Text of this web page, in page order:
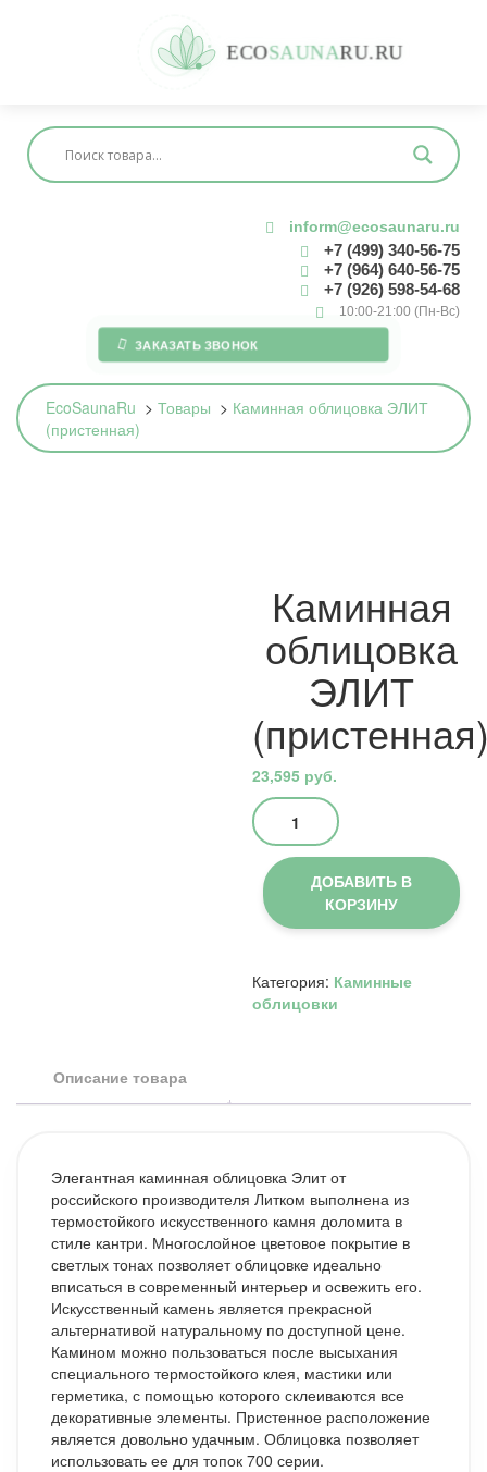
ECOSAUNARU.RU
inform@ecosaunaru.ru
+7 (499) 340-56-75
+7 (964) 640-56-75
+7 (926) 598-54-68
10:00-21:00 (Пн-Вс)
ЗАКАЗАТЬ ЗВОНОК
EcoSaunaRu > Товары > Каминная облицовка ЭЛИТ
(пристенная)
Каминная
облицовка
ЭЛИТ
23,595 руб.
Количество
товара
Каминная
облицовка
ЭЛИТ
(пристенная)
ДОБАВИТЬ В
КОРЗИНУ
Категория: Каминные
облицовки
Описание товара
Элегантная каминная облицовка Элит от
российского производителя Литком выполнена из
термостойкого искусственного камня доломита в
стиле кантри. Многослойное цветовое покрытие в
светлых тонах позволяет облицовке идеально
вписаться в современный интерьер и освежить его.
Искусственный камень является прекрасной
альтернативой натуральному по доступной цене.
Камином можно пользоваться после высыхания
специального термостойкого клея, мастики или
герметика, с помощью которого склеиваются все
декоративные элементы. Пристенное расположение
является довольно удачным. Облицовка позволяет
использовать ее для топок 700 серии.